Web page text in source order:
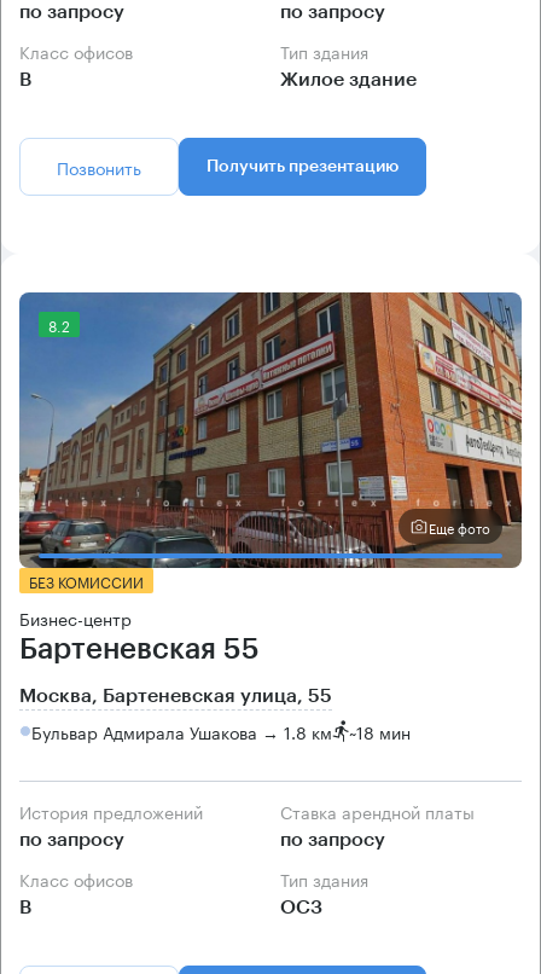
по запросу по запросу
Класс офисов
B
Тип здания
Жилое здание
Позвонить Получить презентацию
8.2
Еще фото
БЕЗ КОМИССИИ
Бизнес-центр
Бартеневская 55
Москва, Бартеневская улица, 55
Бульвар Адмирала Ушакова → 1.8 км ~18 мин
История предложений
по запросу
Ставка арендной платы
по запросу
Класс офисов
B
Тип здания
ОСЗ